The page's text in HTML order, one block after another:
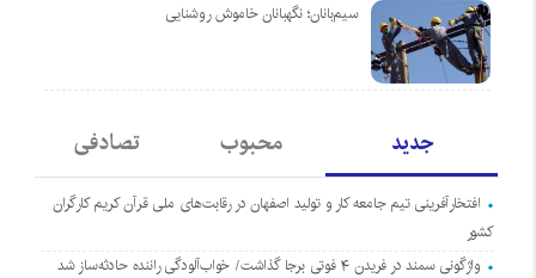
سیم‌بانان؛ نگهبانان خاموش روشنایی
جدید محبوب تصادفی
افتخارآفرینی تیم جامعه کار و تولید اصفهان در رقابت‌های ملی قرآن کریم کارگران
کشور
واژگونی سمند در فریدن ۴ فوتی برجا گذاشت/ خواب‌آلودگی راننده حادثه‌ساز شد